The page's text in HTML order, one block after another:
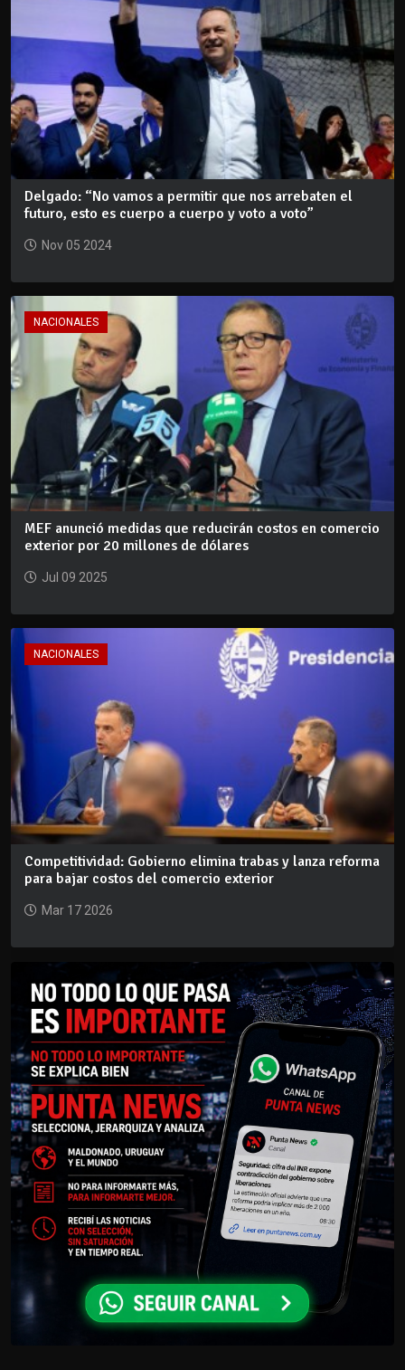
Delgado: “No vamos a permitir que nos arrebaten el
futuro, esto es cuerpo a cuerpo y voto a voto”
Nov 05 2024
NACIONALES
MEF anunció medidas que reducirán costos en comercio
exterior por 20 millones de dólares
Jul 09 2025
NACIONALES
Competitividad: Gobierno elimina trabas y lanza reforma
para bajar costos del comercio exterior
Mar 17 2026